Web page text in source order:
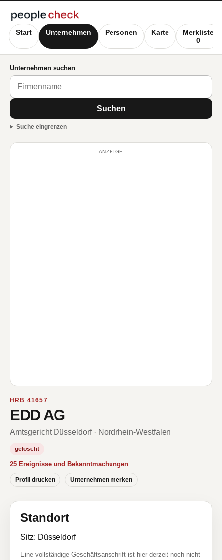
Start Unternehmen Personen Karte
Merkliste
0
Unternehmen suchen
Suchen
Suche eingrenzen
ANZEIGE
HRB 41657
EDD AG
Amtsgericht Düsseldorf · Nordrhein-Westfalen
gelöscht
25 Ereignisse und Bekanntmachungen
Profil drucken Unternehmen merken
Standort
Sitz: Düsseldorf
Eine vollständige Geschäftsanschrift ist hier derzeit noch nicht